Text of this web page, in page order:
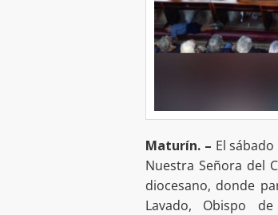
Maturín. – El
Nuestra Señora del
diocesano, donde
Lavado, Obispo